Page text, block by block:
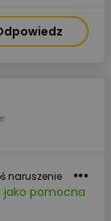
naruszenie
jako pomocna